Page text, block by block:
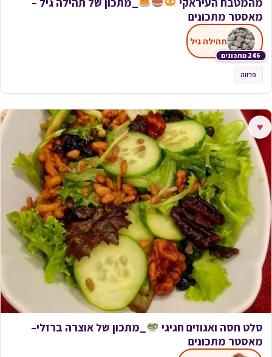
מאסטר מתכונים
246 מתכונים
תהילה גיל
פרווה
♥
סלט חסה ואגוזים חגיגי
_מתכון של אוצרה ברזלי–
מאסטר מתכונים